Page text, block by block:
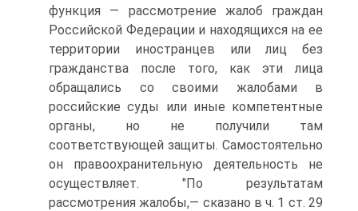
функция — рассмотрение жалоб граждан
Российской Федерации и находящихся на ее
территории иностранцев или лиц без
гражданства после того, как эти лица
обращались со своими жалобами в
российские суды или иные компетентные
органы, но не получили там
соответствующей защиты. Самостоятельно
он правоохранительную деятельность не
осуществляет. "По результатам
рассмотрения жалобы,— сказано в ч. 1 ст. 29